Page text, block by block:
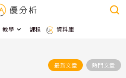
教學 課程 資料庫
最新文章 熱門文章